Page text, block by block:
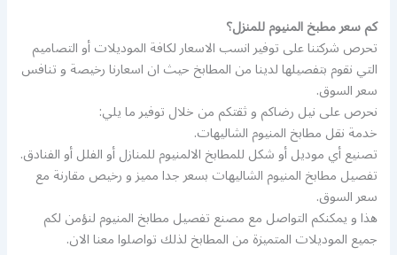
كم سعر مطبخ المنيوم للمنزل؟
تحرص شركتنا على توفير انسب الاسعار لكافة الموديلات أو التصاميم
التي نقوم بتفصيلها لدينا من المطابخ حيث ان اسعارنا رخيصة و تنافس
سعر السوق.
نحرص على نيل رضاكم و ثقتكم من خلال توفير ما يلي:
خدمة نقل مطابخ المنيوم الشاليهات.
تصنيع أي موديل أو شكل للمطابخ الالمنيوم للمنازل أو الفلل أو الفنادق.
تفصيل مطابخ المنيوم الشاليهات بسعر جدا مميز و رخيص مقارنة مع
سعر السوق.
هذا و يمكنكم التواصل مع مصنع تفصيل مطابخ المنيوم لنؤمن لكم
جميع الموديلات المتميزة من المطابخ لذلك تواصلوا معنا الان.